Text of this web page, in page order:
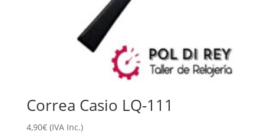
Correa Casio LQ-111
4,90€ (IVA Inc.)